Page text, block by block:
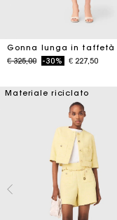
Gonna lunga in taffetà
Price reduced from
€ 325,00to-30% € 227,50
Materiale riciclato